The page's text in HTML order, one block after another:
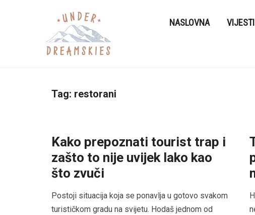
NASLOVNA VIJESTI
Tag: restorani
Kako prepoznati tourist trap i
zašto to nije uvijek lako kao
što zvuči
Postoji situacija koja se ponavlja u gotovo svakom
turističkom gradu na svijetu. Hodaš jednom od